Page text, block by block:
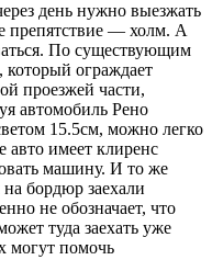
день нужно выезжать
препятствие — холм. А
По существующим
ограждает
проезжей части,
автомобиль Рено
15.5см, можно легко
авто имеет клиренс
машину. И то же
бордюр заехали
не обозначает, что
туда заехать уже
могут помочь